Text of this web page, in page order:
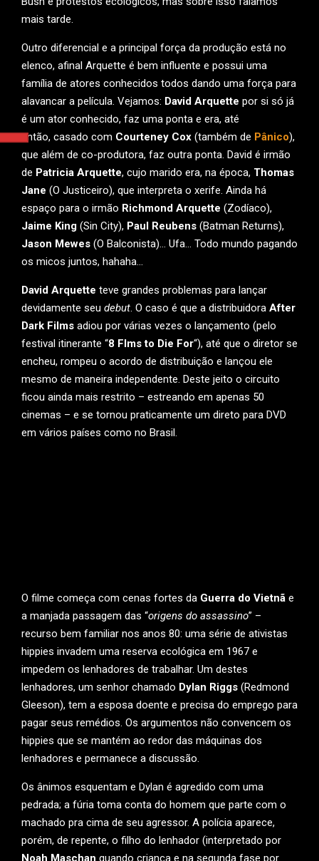
mais tarde.
Outro diferencial e a principal força da produção está no
elenco, afinal Arquette é bem influente e possui uma
família de atores conhecidos todos dando uma força para
alavancar a película. Vejamos: David Arquette por si só já
é um ator conhecido, faz uma ponta e era, até
então, casado com Courteney Cox (também de Pânico),
que além de co-produtora, faz outra ponta. David é irmão
de Patricia Arquette, cujo marido era, na época, Thomas
Jane (O Justiceiro), que interpreta o xerife. Ainda há
espaço para o irmão Richmond Arquette (Zodíaco),
Jaime King (Sin City), Paul Reubens (Batman Returns),
Jason Mewes (O Balconista)… Ufa… Todo mundo pagando
os micos juntos, hahaha…
David Arquette teve grandes problemas para lançar
devidamente seu debut. O caso é que a distribuidora After
Dark Films adiou por várias vezes o lançamento (pelo
festival itinerante “8 Flms to Die For“), até que o diretor se
encheu, rompeu o acordo de distribuição e lançou ele
mesmo de maneira independente. Deste jeito o circuito
ficou ainda mais restrito – estreando em apenas 50
cinemas – e se tornou praticamente um direto para DVD
em vários países como no Brasil.
O filme começa com cenas fortes da Guerra do Vietnã e
a manjada passagem das “origens do assassino” –
recurso bem familiar nos anos 80: uma série de ativistas
hippies invadem uma reserva ecológica em 1967 e
impedem os lenhadores de trabalhar. Um destes
lenhadores, um senhor chamado Dylan Riggs (Redmond
Gleeson), tem a esposa doente e precisa do emprego para
pagar seus remédios. Os argumentos não convencem os
hippies que se mantém ao redor das máquinas dos
lenhadores e permanece a discussão.
Os ânimos esquentam e Dylan é agredido com uma
pedrada; a fúria toma conta do homem que parte com o
machado pra cima de seu agressor. A polícia aparece,
porém, de repente, o filho do lenhador (interpretado por
Noah Maschan quando criança e na segunda fase por